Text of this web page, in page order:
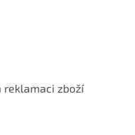
reklamaci zboží